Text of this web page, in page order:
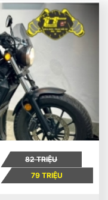
82 TRIỆU
79 TRIỆU